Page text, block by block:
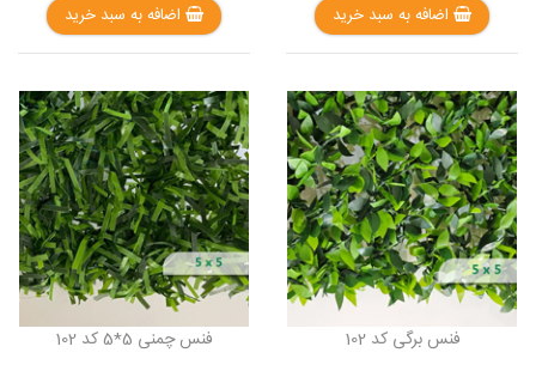
اضافه به سبد خرید اضافه به سبد خرید
فنس برگی کد 102 فنس چمنی 5*5 کد 102